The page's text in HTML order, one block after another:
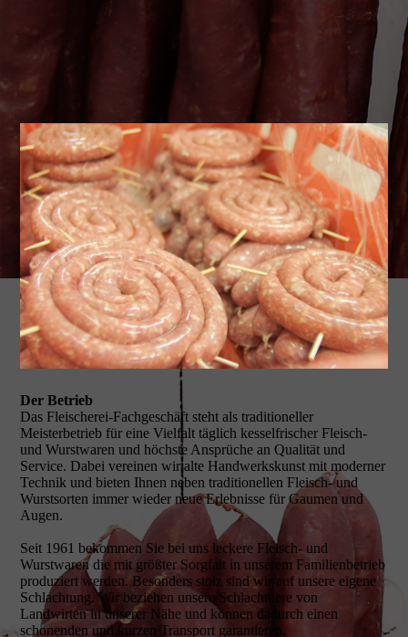
Der Betrieb
Das Fleischerei-Fachgeschäft steht als traditioneller
Meisterbetrieb für eine Vielfalt täglich kesselfrischer Fleisch-
und Wurstwaren und höchste Ansprüche an Qualität und
Service. Dabei vereinen wir alte Handwerkskunst mit moderner
Technik und bieten Ihnen neben traditionellen Fleisch- und
Wurstsorten immer wieder neue Erlebnisse für Gaumen und
Augen.
Seit 1961 bekommen Sie bei uns leckere Fleisch- und
Wurstwaren die mit größter Sorgfalt in unserem Familienbetrieb
produziert werden. Besonders stolz sind wir auf unsere eigene
Schlachtung. Wir beziehen unsere Schlachttiere von
Landwirten in unserer Nähe und können dadurch einen
schonenden und kurzen Transport garantieren.